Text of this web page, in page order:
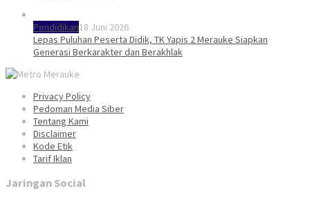
Pendidikan18 Juni 2026
Lepas Puluhan Peserta Didik, TK Yapis 2 Merauke Siapkan
Generasi Berkarakter dan Berakhlak
Privacy Policy
Pedoman Media Siber
Tentang Kami
Disclaimer
Kode Etik
Tarif Iklan
Jaringan Social